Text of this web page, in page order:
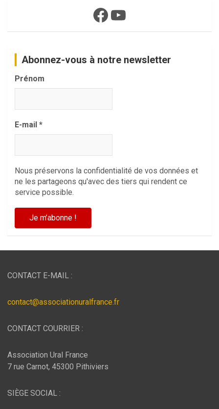
Facebook
YouTube
Abonnez-vous à notre newsletter
Prénom
E-mail *
Nous préservons la confidentialité de vos données et
ne les partageons qu'avec des tiers qui rendent ce
service possible.
CONTACT E-MAIL :
contact@associationuralfrance.fr
CONTACT COURRIER :
Association Ural France
7 rue Carnot, 45300 Pithiviers
SIÈGE SOCIAL :